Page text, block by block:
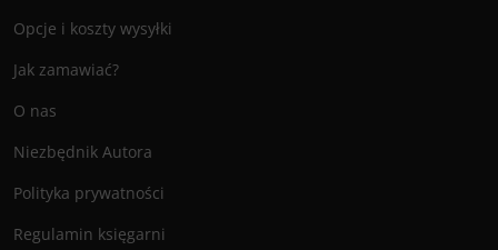
Opcje i koszty wysyłki
Jak zamawiać?
O nas
Niezbędnik Autora
Polityka prywatności
Regulamin księgarni